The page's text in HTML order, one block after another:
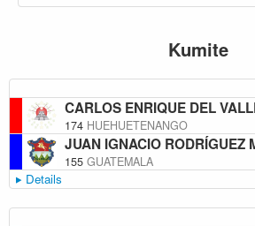
Kumite
CARLOS ENRIQUE DEL
174 HUEHUETENANGO
JUAN IGNACIO RODRÍGUEZ
155 GUATEMALA
Details